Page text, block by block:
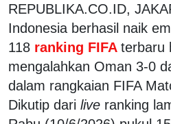
REPUBLIKA.CO.ID,
Indonesia berhasil naik
118 ranking FIFA terbaru
mengalahkan Oman 3-0
dalam rangkaian FIFA
Dikutip dari live ranking